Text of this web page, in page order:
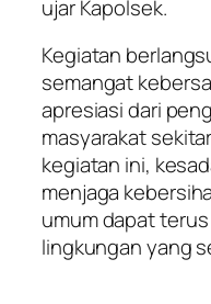
ujar Kapolsek.
Kegiatan
semangat
apresiasi dari
masyarakat
kegiatan ini,
menjaga
umum dapat
lingkungan yang